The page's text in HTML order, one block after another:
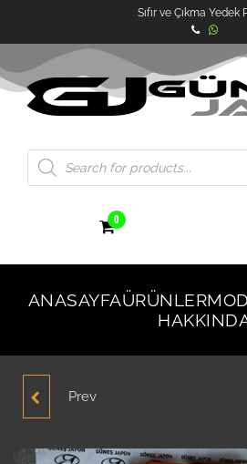
Sıfır ve Çıkma Yedek
0
ANASAYFAÜRÜNLER
HYUNDAİ ELANTRA 1.8
Prev